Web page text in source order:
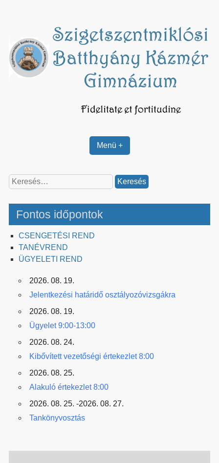
Menü +
Keresés:
Fontos időpontok
CSENGETÉSI REND
TANÉVREND
ÜGYELETI REND
2026. 08. 19.
Jelentkezési határidő osztályozóvizsgákra
2026. 08. 19.
Ügyelet 9:00-13:00
2026. 08. 24.
Kibővített vezetőségi értekezlet 8:00
2026. 08. 25.
Alakuló értekezlet 8:00
2026. 08. 25. -2026. 08. 27.
Tankönyvosztás